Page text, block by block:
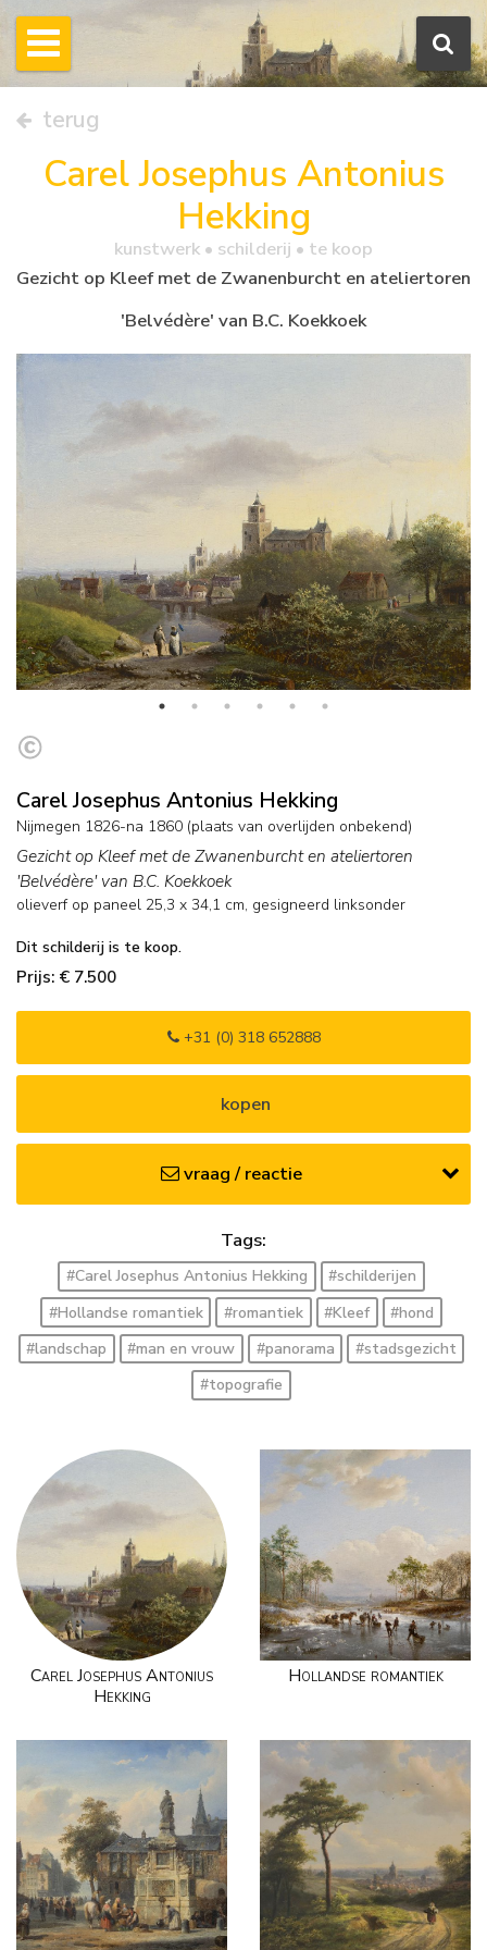
terug
Carel Josephus Antonius
Hekking
kunstwerk • schilderij • te koop
Gezicht op Kleef met de Zwanenburcht en ateliertoren
'Belvédère' van B.C. Koekkoek
Carel Josephus Antonius Hekking
Nijmegen 1826-na 1860 (plaats van overlijden onbekend)
Gezicht op Kleef met de Zwanenburcht en ateliertoren
'Belvédère' van B.C. Koekkoek
olieverf op paneel 25,3 x 34,1 cm, gesigneerd linksonder
Dit schilderij is te koop.
Prijs: € 7.500
+31 (0) 318 652888
kopen
vraag / reactie
Tags:
#Carel Josephus Antonius Hekking
#schilderijen
#Hollandse romantiek
#romantiek #Kleef
#hond
#landschap
#man en vrouw #panorama
#stadsgezicht
#topografie
Carel Josephus Antonius
Hekking
Hollandse romantiek